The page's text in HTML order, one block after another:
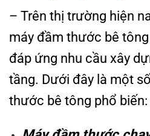
– Trên thị trường hiện
máy đầm thước bê
đáp ứng nhu cầu xây
tầng. Dưới đây là một
thước bê tông phổ biến: